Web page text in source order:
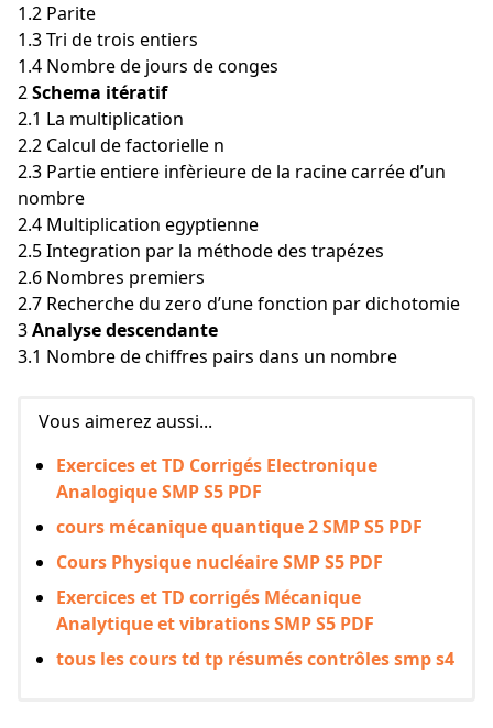
1.2 Parite
1.3 Tri de trois entiers
1.4 Nombre de jours de conges
2Schema itératif
2.1 La multiplication
2.2 Calcul de factorielle n
2.3 Partie entiere infèrieure de la racine carrée d’un
nombre
2.4 Multiplication egyptienne
2.5 Integration par la méthode des trapézes
2.6 Nombres premiers
2.7 Recherche du zero d’une fonction par dichotomie
3Analyse descendante
3.1 Nombre de chiffres pairs dans un nombre
Vous aimerez aussi...
Exercices et TD Corrigés Electronique
Analogique SMP S5 PDF
cours mécanique quantique 2 SMP S5 PDF
Cours Physique nucléaire SMP S5 PDF
Exercices et TD corrigés Mécanique
Analytique et vibrations SMP S5 PDF
tous les cours td tp résumés contrôles smp s4